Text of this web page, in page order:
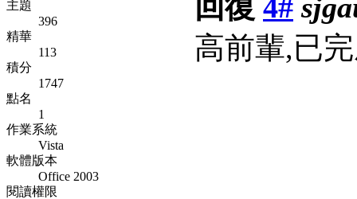
主題
396
精華
113
積分
1747
點名
1
作業系統
Vista
軟體版本
Office 2003
閱讀權限
回復 4#
高前輩,已